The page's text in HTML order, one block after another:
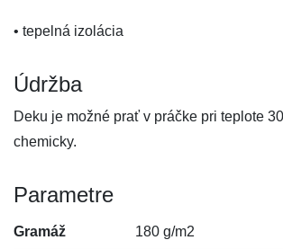
• tepelná izolácia
Údržba
Deku je možné prať v práčke pri teplote
chemicky.
Parametre
Gramáž 180 g/m2